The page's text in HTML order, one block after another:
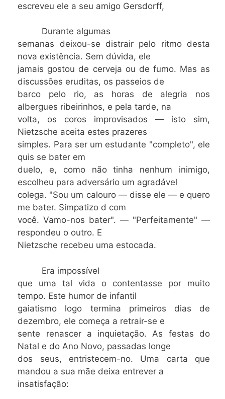
escreveu ele a seu amigo Gersdorff,
Durante algumas
semanas deixou-se distrair pelo ritmo desta
nova existência. Sem dúvida, ele
jamais gostou de cerveja ou de fumo. Mas as
discussões eruditas, os passeios de
barco pelo rio, as horas de alegria nos
albergues ribeirinhos, e pela tarde, na
volta, os coros improvisados — isto sim,
Nietzsche aceita estes prazeres
simples. Para ser um estudante "completo", ele
quis se bater em
duelo, e, como não tinha nenhum inimigo,
escolheu para adversário um agradável
colega. "Sou um calouro — disse ele — e quero
me bater. Simpatizo d com
você. Vamo-nos bater". — "Perfeitamente" —
respondeu o outro. E
Nietzsche recebeu uma estocada.
Era impossível
que uma tal vida o contentasse por muito
tempo. Este humor de infantil
gaiatismo logo termina primeiros dias de
dezembro, ele começa a retrair-se e
sente renascer a inquietação. As festas do
Natal e do Ano Novo, passadas longe
dos seus, entristecem-no. Uma carta que
mandou a sua mãe deixa entrever a
insatisfação: